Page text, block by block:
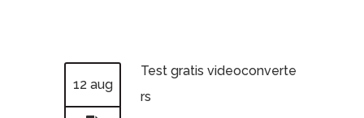
12 aug
Test gratis videoconverte
rs